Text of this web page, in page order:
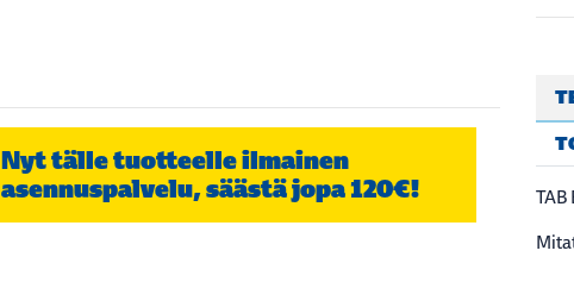
Nyt tälle tuotteelle ilmainen
asennuspalvelu, säästä jopa 120€!
TAB